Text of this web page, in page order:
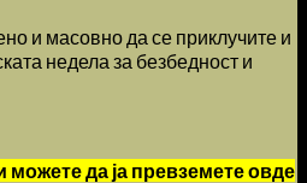
и масовно да се приклучите и
недела за безбедност и
можете да ја превземете овде